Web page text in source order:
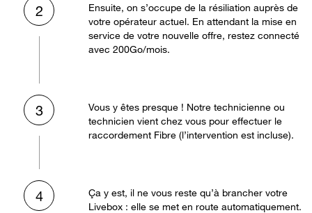
2
Ensuite, on s’occupe de la résiliation auprès de
votre opérateur actuel. En attendant la mise en
service de votre nouvelle offre, restez connecté
avec 200Go/mois.
3
Vous y êtes presque ! Notre technicienne ou
technicien vient chez vous pour effectuer le
raccordement Fibre (l’intervention est incluse).
4
Ça y est, il ne vous reste qu’à brancher votre
Livebox : elle se met en route automatiquement.